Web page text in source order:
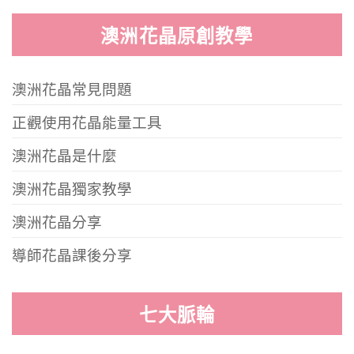
澳洲花晶原創教學
澳洲花晶常見問題
正觀使用花晶能量工具
澳洲花晶是什麼
澳洲花晶獨家教學
澳洲花晶分享
導師花晶課後分享
七大脈輪